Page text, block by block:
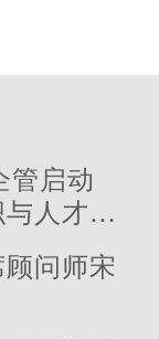
管启动
与人才发
问师宋